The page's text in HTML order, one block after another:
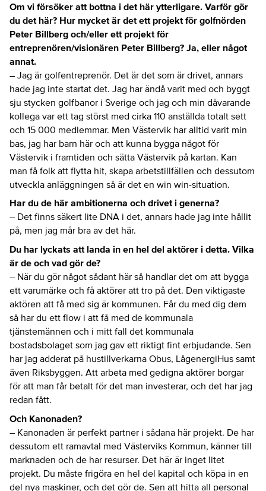
Om vi försöker att bottna i det här ytterligare. Varför gör
du det här? Hur mycket är det ett projekt för golfnörden
Peter Billberg och/eller ett projekt för
entreprenören/visionären Peter Billberg? Ja, eller något
annat.
– Jag är golfentreprenör. Det är det som är drivet, annars
hade jag inte startat det. Jag har ändå varit med och byggt
sju stycken golfbanor i Sverige och jag och min dåvarande
kollega var ett tag störst med cirka 110 anställda totalt sett
och 15 000 medlemmar. Men Västervik har alltid varit min
bas, jag har barn här och att kunna bygga något för
Västervik i framtiden och sätta Västervik på kartan. Kan
man få folk att flytta hit, skapa arbetstillfällen och dessutom
utveckla anläggningen så är det en win win-situation.
Har du de här ambitionerna och drivet i generna?
– Det finns säkert lite DNA i det, annars hade jag inte hållit
på, men jag mår bra av det här.
Du har lyckats att landa in en hel del aktörer i detta. Vilka
är de och vad gör de?
– När du gör något sådant här så handlar det om att bygga
ett varumärke och få aktörer att tro på det. Den viktigaste
aktören att få med sig är kommunen. Får du med dig dem
så har du ett flow i att få med de kommunala
tjänstemännen och i mitt fall det kommunala
bostadsbolaget som jag gav ett riktigt fint erbjudande. Sen
har jag adderat på hustillverkarna Obus, LågenergiHus samt
även Riksbyggen. Att arbeta med gedigna aktörer borgar
för att man får betalt för det man investerar, och det har jag
redan fått.
Och Kanonaden?
– Kanonaden är perfekt partner i sådana här projekt. De har
dessutom ett ramavtal med Västerviks Kommun, känner till
marknaden och de har resurser. Det här är inget litet
projekt. Du måste frigöra en hel del kapital och köpa in en
del nya maskiner, och det gör de. Sen att hitta all personal